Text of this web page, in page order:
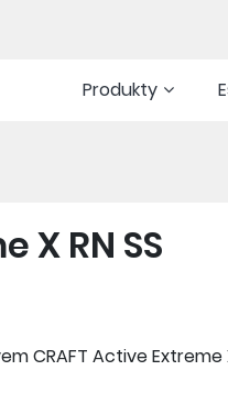
Produkty
X RN SS
CRAFT Active
Exkluzivní materiál